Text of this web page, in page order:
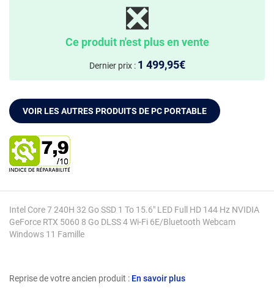
Reprise de votre ancien produit : En savoir plus
Intel Core 7 240H 32 Go SSD 1 To 15.6" LED Full HD 144 Hz NVIDIA
GeForce RTX 5060 8 Go DLSS 4 Wi-Fi 6E/Bluetooth Webcam
Windows 11 Famille
❎
Ce produit n'est plus en vente
Dernier prix : 1 499,95€
VOIR LES AUTRES PRODUITS DE PC PORTABLE